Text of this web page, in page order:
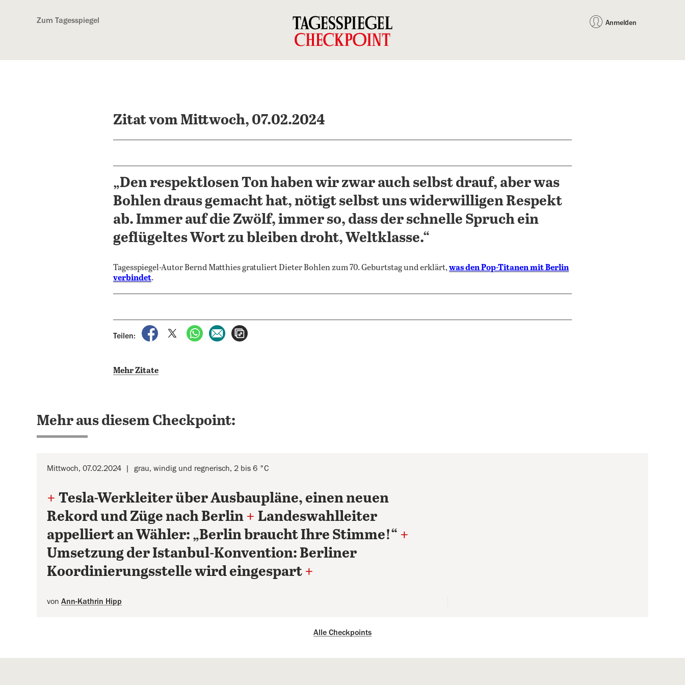
Zum Tagesspiegel Anmelden
Zitat vom Mittwoch, 07.02.2024
„Den respektlosen Ton haben wir zwar auch selbst drauf, aber was
Bohlen draus gemacht hat, nötigt selbst uns widerwilligen Respekt
ab. Immer auf die Zwölf, immer so, dass der schnelle Spruch ein
geflügeltes Wort zu bleiben droht, Weltklasse.“
Tagesspiegel-Autor Bernd Matthies gratuliert Dieter Bohlen zum 70. Geburtstag und erklärt,was den Pop-Titanen mit Berlin
verbindet.
Teilen:
auf Facebook teilen
auf X teilenper WhatsApp teilen
per E-Mail teilen
Mehr Zitate
Mehr aus diesem Checkpoint:
Mittwoch, 07.02.2024 grau, windig und regnerisch, 2 bis 6 °C
+ Tesla-Werkleiter über Ausbaupläne, einen neuen
Rekord und Züge nach Berlin + Landeswahlleiter
appelliert an Wähler: „Berlin braucht Ihre Stimme!“ +
Umsetzung der Istanbul-Konvention: Berliner
Koordinierungsstelle wird eingespart +
von Ann-Kathrin Hipp
Alle Checkpoints